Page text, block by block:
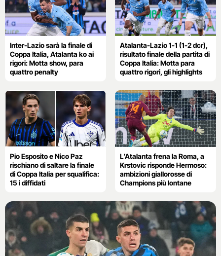
Inter-Lazio sarà la finale di
Coppa Italia, Atalanta ko ai
rigori: Motta show, para
quattro penalty
Atalanta-Lazio 1-1 (1-2 dcr),
risultato finale della partita di
Coppa Italia: Motta para
quattro rigori, gli highlights
Pio Esposito e Nico Paz
rischiano di saltare la finale
di Coppa Italia per squalifica:
15 i diffidati
L’Atalanta frena la Roma, a
Krstovic risponde Hermoso:
ambizioni giallorosse di
Champions più lontane